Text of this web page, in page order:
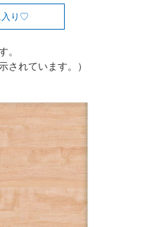
り
。
されています。）